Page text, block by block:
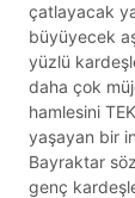
çatlayacak
büyüyecek
yüzlü
daha çok
hamlesini
yaşayan bir
Bayraktar
genç